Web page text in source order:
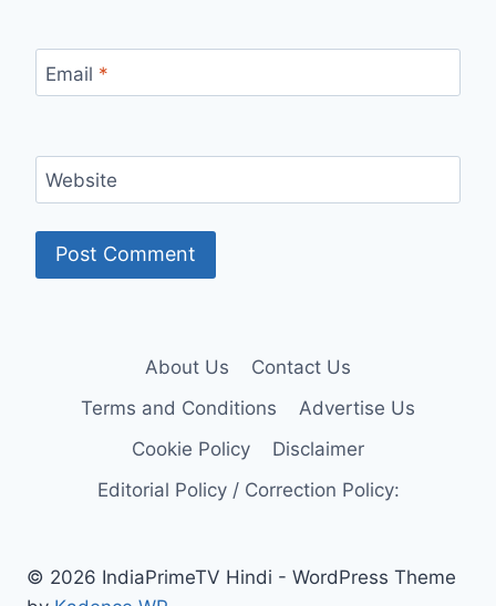
Email *
Website
About Us
Contact Us
Terms and Conditions
Advertise Us
Cookie Policy
Disclaimer
Editorial Policy / Correction Policy:
© 2026 IndiaPrimeTV Hindi - WordPress Theme